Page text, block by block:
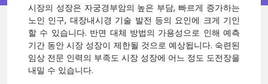
시장의 성장은 자궁경부암의 높은 부담, 빠르게 증가하는
노인 인구, 대장내시경 기술 발전 등의 요인에 크게 기인
할 수 있습니다. 반면 대체 방법의 가용성으로 인해 예측
기간 동안 시장 성장이 제한될 것으로 예상됩니다. 숙련된
임상 전문 인력의 부족도 시장 성장에 어느 정도 도전장을
내밀 수 있습니다.